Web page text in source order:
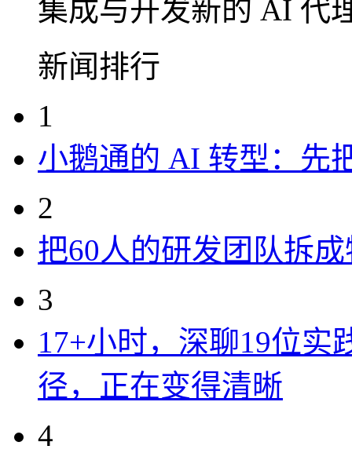
集成与开发新的 AI 代
新闻排行
1
小鹅通的 AI 转型：先
2
把60人的研发团队拆
3
17+小时，深聊19位实
径，正在变得清晰
4